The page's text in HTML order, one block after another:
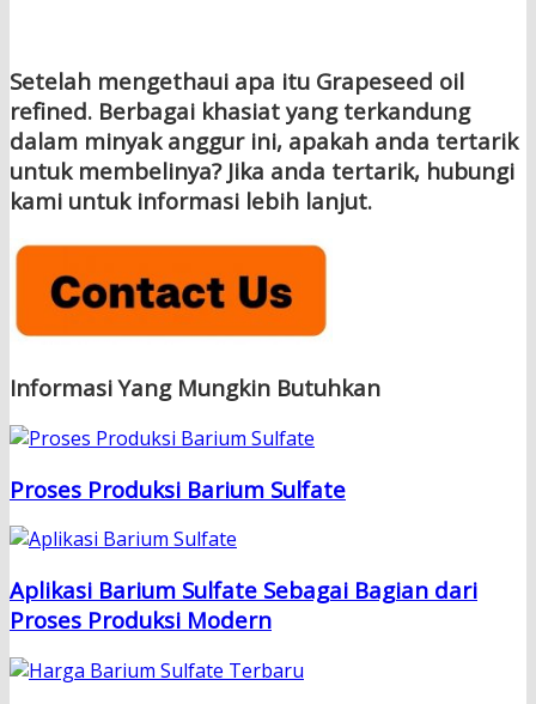
Setelah mengethaui apa itu Grapeseed oil
refined. Berbagai khasiat yang terkandung
dalam minyak anggur ini, apakah anda tertarik
untuk membelinya? Jika anda tertarik, hubungi
kami untuk informasi lebih lanjut.
Informasi Yang Mungkin Butuhkan
Proses Produksi Barium Sulfate
Aplikasi Barium Sulfate Sebagai Bagian dari
Proses Produksi Modern